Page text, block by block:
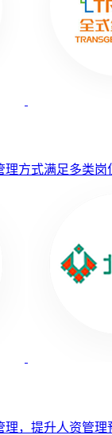
理方式满足多类岗
，提升人资管理